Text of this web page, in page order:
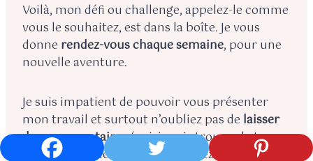
Voilà, mon défi ou challenge, appelez-le comme
vous le souhaitez, est dans la boîte. Je vous
donne rendez-vouschaque semaine, pour une
nouvelle aventure.
Je suis impatient de pouvoir vous présenter
mon travail et surtout n’oubliez pas de laisser
des commentaires(oui, je vais trouver le temps
de les lires), même si vous n’aimez pas ce que je